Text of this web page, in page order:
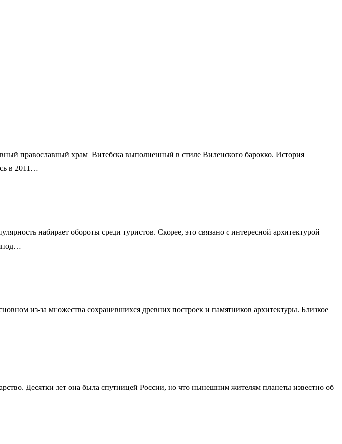
православный храм Витебска выполненный в стиле Виленского барокко. История
в 2011…
набирает обороты среди туристов. Скорее, это связано с интересной архитектурой
из-за множества сохранившихся древних построек и памятников архитектуры. Близкое
Десятки лет она была спутницей России, но что нынешним жителям планеты известно об